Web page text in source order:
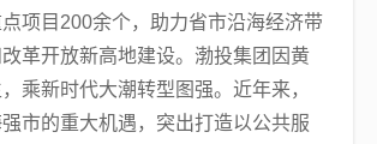
项目200余个，助力省市沿海经济带
革开放新高地建设。渤投集团因黄
乘新时代大潮转型图强。近年来，
市的重大机遇，突出打造以公共服